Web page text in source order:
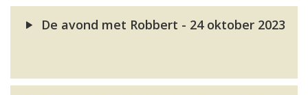
De avond met Robbert - 24 oktober 2023